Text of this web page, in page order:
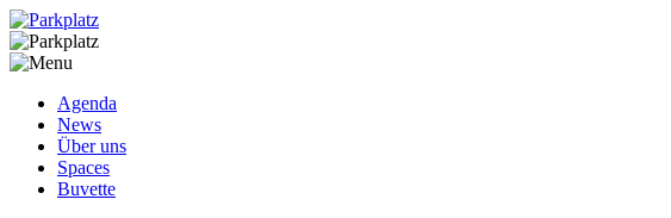
Agenda
News
Über uns
Spaces
Buvette